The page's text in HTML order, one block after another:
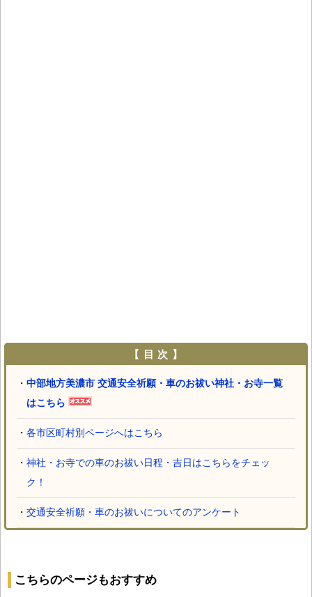
【 目 次 】
・ 中部地方美濃市 交通安全祈願・車のお祓い神社・お寺一覧
はこちら
・ 各市区町村別ページへはこちら
・ 神社・お寺での車のお祓い日程・吉日はこちらをチェッ
ク！
・ 交通安全祈願・車のお祓いについてのアンケート
こちらのページもおすすめ